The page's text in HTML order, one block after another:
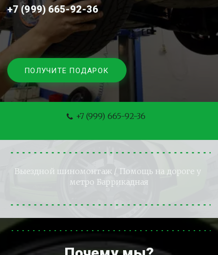
+7 (999) 665-92-36
ПОЛУЧИТЕ ПОДАРОК
+7 (999) 665-92-36
Выездной шиномонтаж / Помощь на дороге у
метро Баррикадная